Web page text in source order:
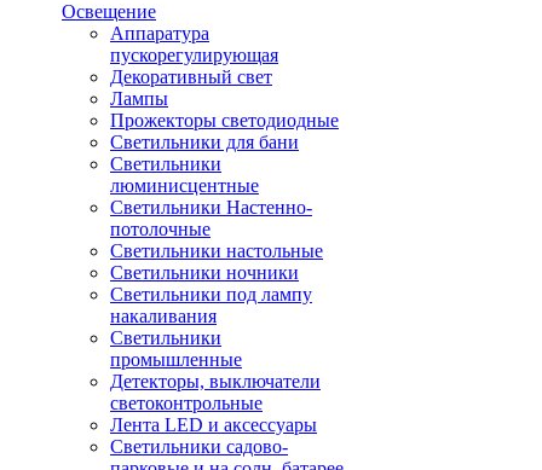
Освещение
Аппаратура
пускорегулирующая
Декоративный свет
Лампы
Прожекторы светодиодные
Светильники для бани
Светильники
люминисцентные
Светильники Настенно-
потолочные
Светильники настольные
Светильники ночники
Светильники под лампу
накаливания
Светильники
промышленные
Детекторы, выключатели
светоконтрольные
Лента LED и аксессуары
Светильники садово-